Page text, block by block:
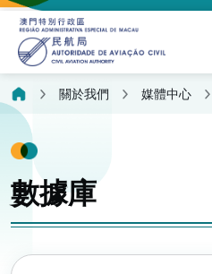
關於我們 媒體中心
數據庫